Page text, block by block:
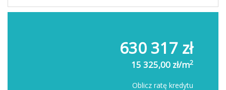
630 317 zł
15 325,00 zł/m2
Oblicz ratę kredytu